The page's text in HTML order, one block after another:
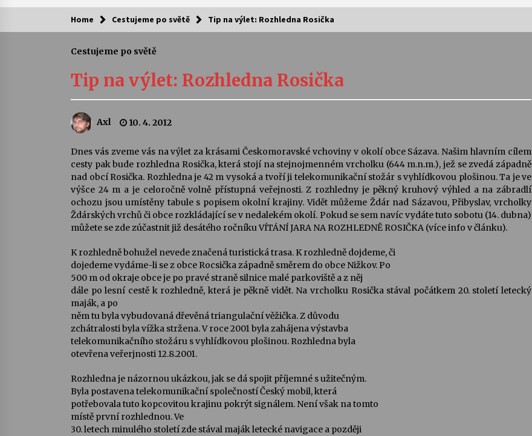
Kam za kulturou?
Camerata a Sukuba Ensemble
4. 8. 2026
Pozvánka na integrační festival
Quijotova šedesátka: 28. 7.–1. 8.
28. 7. 2026
Letní koncerty ve Stromovce: Rufus
Miller
22. 7. 2026
Vysočinka
17. 7. 2026
Za kulturou kousek za Humpolec. V
13. 7. 2026
Varhanní recitál Michala Novenka v
3. 7. 2026
Home Cestujeme po světě Tip na výlet: Rozhledna Rosička
Cestujeme po světě
Tip na výlet: Rozhledna Rosička
Axl 10. 4. 2012
Dnes vás zveme vás na výlet za krásami Českomoravské vchoviny v okolí obce Sázava. Našim hlavním cílem
cesty pak bude rozhledna Rosička, která stojí na stejnojmenném vrcholku (644 m.n.m.), jež se zvedá západně
nad obcí Rosička. Rozhledna je 42 m vysoká a tvoří ji telekomunikační stožár s vyhlídkovou plošinou. Ta je ve
výšce 24 m a je celoročně volně přístupná veřejnosti. Z rozhledny je pěkný kruhový výhled a na zábradlí
ochozu jsou umístěny tabule s popisem okolní krajiny. Vidět můžeme Ždár nad Sázavou, Přibyslav, vrcholky
Ždárských vrchů či obce rozkládající se v nedalekém okolí. Pokud se sem navíc vydáte tuto sobotu (14. dubna)
můžete se zde zúčastnit již desátého ročníku VÍTÁNÍ JARA NA ROZHLEDNĚ ROSIČKA (více info v článku).
K rozhledně bohužel nevede značená turistická trasa. K rozhledně dojdeme, či
dojedeme vydáme-li se z obce Rocsička západně směrem do obce Nižkov. Po
500 m od okraje obce je po pravé straně silnice malé parkoviště a z něj
dále po lesní cestě k rozhledně, která je pěkně vidět. Na vrcholku Rosička stával počátkem 20. století letecký
maják, a po
něm tu byla vybudovaná dřevěná triangulační věžička. Z důvodu
zchátralosti byla vížka stržena. V roce 2001 byla zahájena výstavba
telekomunikačního stožáru s vyhlídkovou plošinou. Rozhledna byla
otevřena veřerjnosti 12.8.2001.
Rozhledna je názornou ukázkou, jak se dá spojit příjemné s užitečným.
Byla postavena telekomunikační společností Český mobil, která
potřebovala tuto kopcovitou krajinu pokrýt signálem. Není však na tomto
místě první rozhlednou. Ve
30. letech minulého století zde stával maják letecké navigace a později